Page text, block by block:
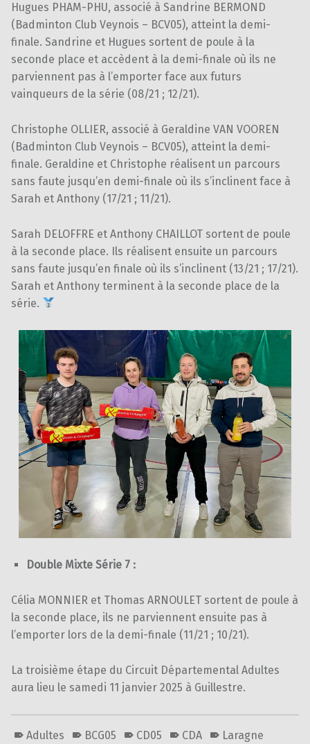
Hugues PHAM-PHU, associé à Sandrine BERMOND
(Badminton Club Veynois – BCV05), atteint la demi-
finale. Sandrine et Hugues sortent de poule à la
seconde place et accèdent à la demi-finale où ils ne
parviennent pas à l’emporter face aux futurs
vainqueurs de la série (08/21 ; 12/21).
Christophe OLLIER, associé à Geraldine VAN VOOREN
(Badminton Club Veynois – BCV05), atteint la demi-
finale. Geraldine et Christophe réalisent un parcours
sans faute jusqu’en demi-finale où ils s’inclinent face à
Sarah et Anthony (17/21 ; 11/21).
Sarah DELOFFRE et Anthony CHAILLOT sortent de poule
à la seconde place. Ils réalisent ensuite un parcours
sans faute jusqu’en finale où ils s’inclinent (13/21 ; 17/21).
Sarah et Anthony terminent à la seconde place de la
série.
Double Mixte Série 7 :
Célia MONNIER et Thomas ARNOULET sortent de poule à
la seconde place, ils ne parviennent ensuite pas à
l’emporter lors de la demi-finale (11/21 ; 10/21).
La troisième étape du Circuit Départemental Adultes
aura lieu le samedi 11 janvier 2025 à Guillestre.
Adultes BCG05 CD05 CDA
Laragne